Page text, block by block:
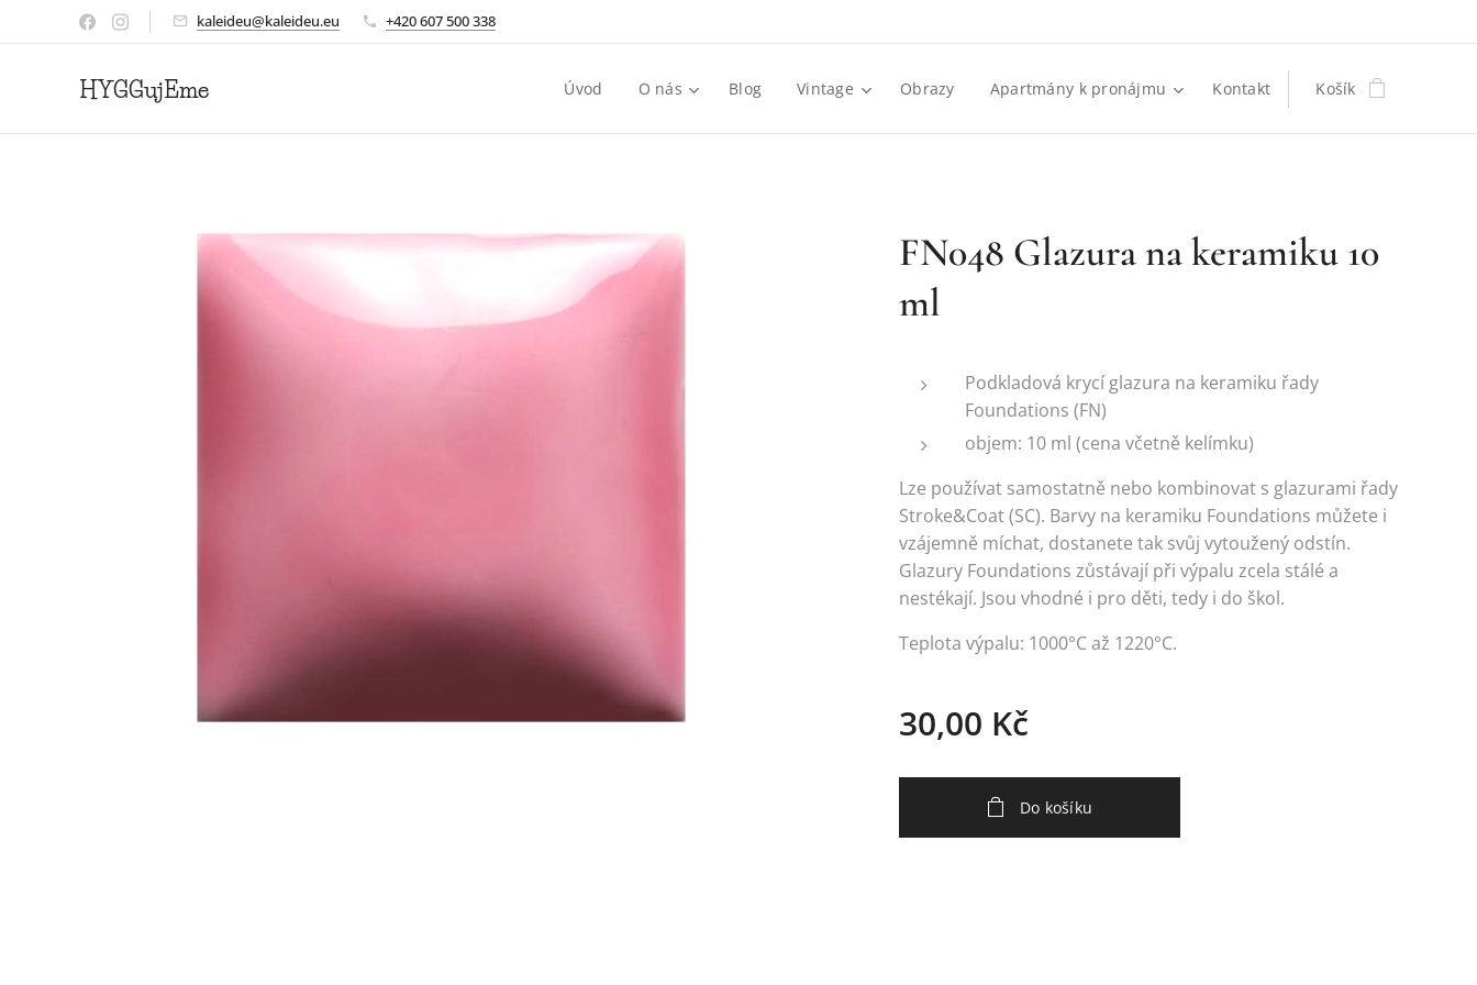
kaleideu@kaleideu.eu +420 607 500 338
HYGGujEme Úvod O nás Blog Vintage Obrazy Apartmány k pronájmu Kontakt Košík
FN048 Glazura na keramiku 10
ml
Podkladová krycí glazura na keramiku řady
Foundations (FN)
objem: 10 ml (cena včetně kelímku)
Lze používat samostatně nebo kombinovat s glazurami řady
Stroke&Coat (SC). Barvy na keramiku Foundations můžete i
vzájemně míchat, dostanete tak svůj vytoužený odstín.
Glazury Foundations zůstávají při výpalu zcela stálé a
nestékají. Jsou vhodné i pro děti, tedy i do škol.
Teplota výpalu: 1000°C až 1220°C.
30,00 Kč
Do košíku